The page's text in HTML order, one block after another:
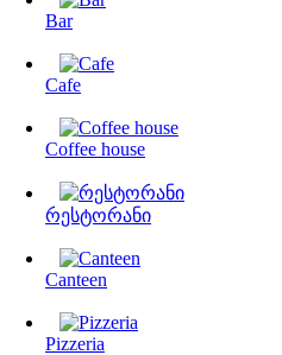
Bar
Cafe
Coffee house
რესტორანი
Canteen
Pizzeria